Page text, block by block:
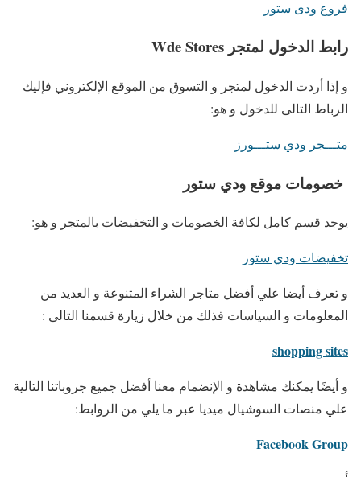
فروع ودى ستور
رابط الدخول لمتجر Wde Stores
و إذا أردت الدخول لمتجر و التسوق من الموقع الإلكتروني فإليك
الرباط التالى للدخول و هو:
متـــجر ودي ستـــورز
خصومات موقع ودي ستور
يوجد قسم كامل لكافة الخصومات و التخفيضات بالمتجر و هو:
تخفيضات ودي ستور
و تعرف أيضا علي أفضل متاجر الشراء المتنوعة و العديد من
المعلومات و السياسات فذلك من خلال زيارة قسمنا التالى :
shopping sites
و أيضًا يمكنك مشاهدة و الإنضمام معنا أفضل جميع جروباتنا التالية
علي منصات السوشيال ميديا عبر ما يلي من الروابط:
Facebook Group